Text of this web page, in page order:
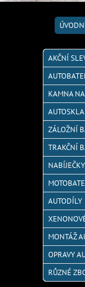
AKČNÍ
KAMNA
AUTOSKLA
ZÁLOŽNÍ
TRAKČNÍ
AUTODÍLY
MONTÁŽ
OPRAVY
RŮZNÉ